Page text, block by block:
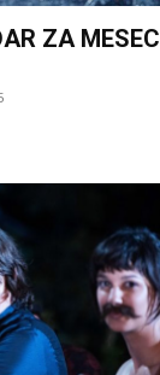
ZA MESEC